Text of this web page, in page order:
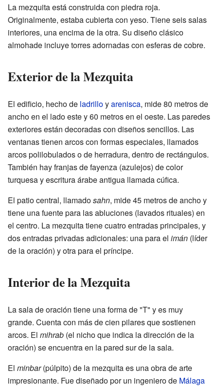
La mezquita está construida con piedra roja.
Originalmente, estaba cubierta con yeso. Tiene seis salas
interiores, una encima de la otra. Su diseño clásico
almohade incluye torres adornadas con esferas de cobre.
Exterior de la Mezquita
El edificio, hecho de ladrilloyarenisca, mide 80 metros de
ancho en el lado este y 60 metros en el oeste. Las paredes
exteriores están decoradas con diseños sencillos. Las
ventanas tienen arcos con formas especiales, llamados
arcos polilobulados o de herradura, dentro de rectángulos.
También hay franjas de fayenza (azulejos) de color
turquesa y escritura árabe antigua llamada cúfica.
El patio central, llamadosahn, mide 45 metros de ancho y
tiene una fuente para las abluciones (lavados rituales) en
el centro. La mezquita tiene cuatro entradas principales, y
dos entradas privadas adicionales: una para el imán (líder
de la oración) y otra para el príncipe.
Interior de la Mezquita
La sala de oración tiene una forma de "T" y es muy
grande. Cuenta con más de cien pilares que sostienen
arcos. El mihrab (el nicho que indica la dirección de la
oración) se encuentra en la pared sur de la sala.
El minbar(púlpito) de la mezquita es una obra de arte
impresionante. Fue diseñado por un ingeniero de Málaga